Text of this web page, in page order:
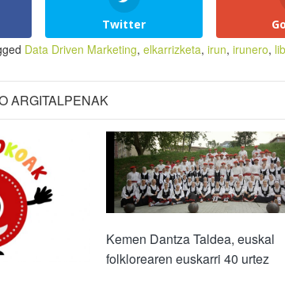
Twitter
Data Driven Marketing, elkarrizketa, irun, irunero,
ARGITALPENAK
Kemen Dantza Taldea, euskal
folklorearen euskarri 40 urtez